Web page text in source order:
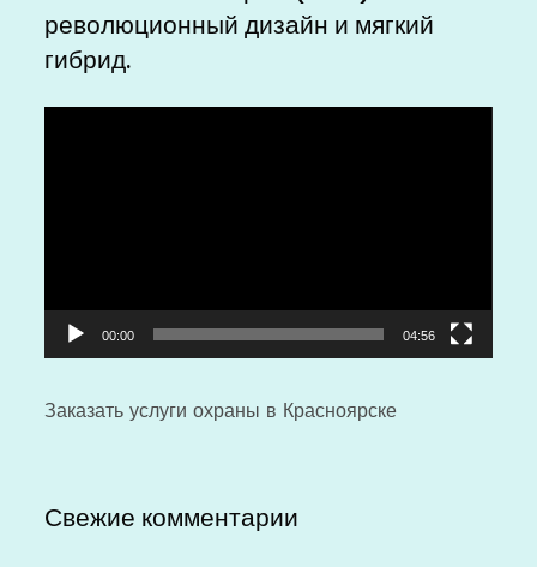
революционный дизайн и мягкий
гибрид.
00:00 04:56
Заказатьуслуги охраны в Красноярске
Свежие комментарии